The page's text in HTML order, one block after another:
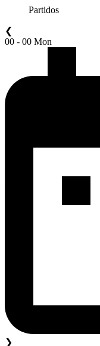
Partidos
❮
00 - 00 Mon
❯